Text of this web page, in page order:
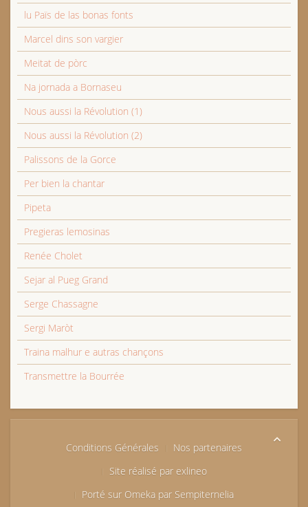
lu Païs de las bonas fonts
Marcel dins son vargier
Meitat de pòrc
Na jornada a Bornaseu
Nous aussi la Révolution (1)
Nous aussi la Révolution (2)
Palissons de la Gorce
Per bien la chantar
Pipeta
Pregieras lemosinas
Renée Cholet
Sejar al Pueg Grand
Serge Chassagne
Sergi Maròt
Traina malhur e autras chançons
Transmettre la Bourrée
Conditions Générales
Nos partenaires
Site réalisé par exlineo
Porté sur Omeka par Sempiternelia